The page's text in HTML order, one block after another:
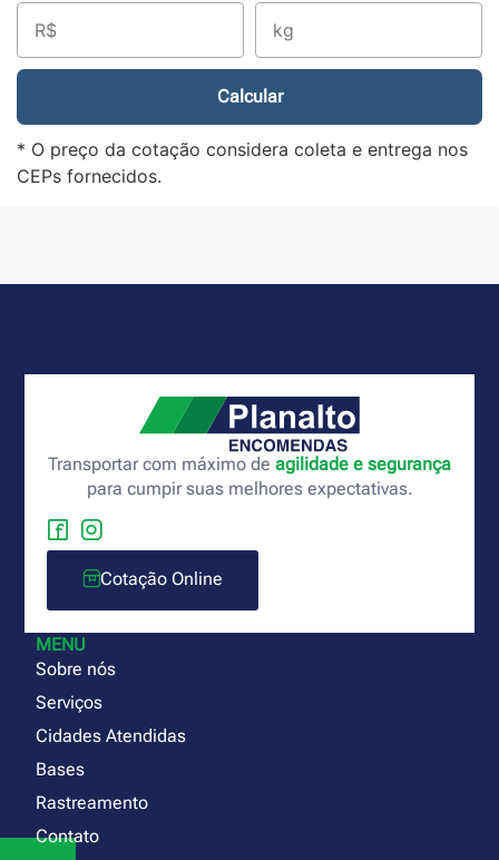
Calcular
* O preço da cotação considera coleta e entrega nos
CEPs fornecidos.
Transportar com máximo de agilidade e segurança
para cumpir suas melhores expectativas.
Cotação Online
MENU
Sobre nós
Serviços
Cidades Atendidas
Bases
Rastreamento
Contato